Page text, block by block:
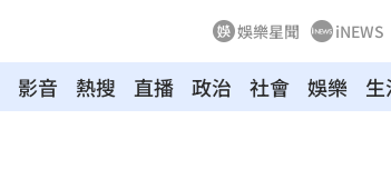
娛樂星聞 iNEWS
影音 熱搜 直播 政治 社會 娛樂